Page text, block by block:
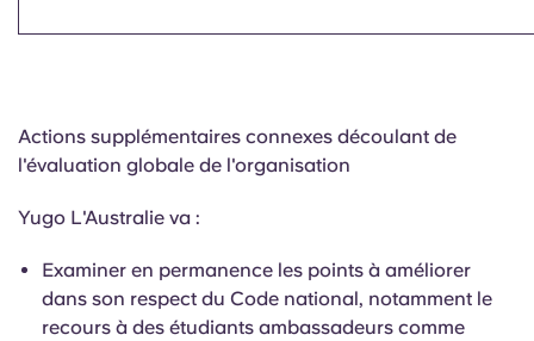
Actions supplémentaires connexes découlant de
l'évaluation globale de l'organisation
Yugo L'Australie va :
Examiner en permanence les points à améliorer
dans son respect du Code national, notamment le
recours à des étudiants ambassadeurs comme